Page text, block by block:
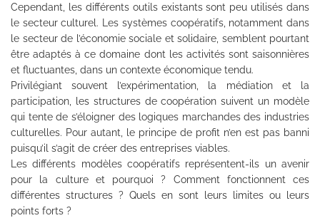
Cependant, les différents outils existants sont peu utilisés dans
le secteur culturel. Les systèmes coopératifs, notamment dans
le secteur de l’économie sociale et solidaire, semblent pourtant
être adaptés à ce domaine dont les activités sont saisonnières
et fluctuantes, dans un contexte économique tendu.
Privilégiant souvent l’expérimentation, la médiation et la
participation, les structures de coopération suivent un modèle
qui tente de s’éloigner des logiques marchandes des industries
culturelles. Pour autant, le principe de profit n’en est pas banni
puisqu’il s’agit de créer des entreprises viables.
Les différents modèles coopératifs représentent-ils un avenir
pour la culture et pourquoi ? Comment fonctionnent ces
différentes structures ? Quels en sont leurs limites ou leurs
points forts ?